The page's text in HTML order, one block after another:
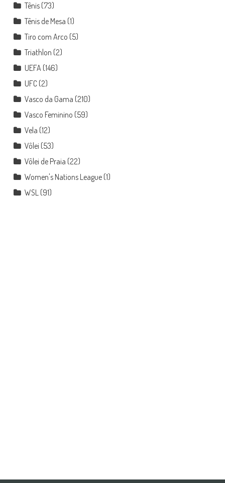
Tênis(73)
Tênis de Mesa (1)
Tiro com Arco (5)
Triathlon (2)
UEFA(146)
UFC(2)
Vasco da Gama (210)
Vasco Feminino (59)
Vela (12)
Vôlei (53)
Vôlei de Praia (22)
Women's Nations League(1)
WSL(91)